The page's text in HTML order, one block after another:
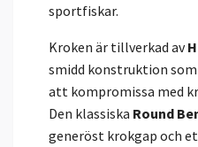
sportfiskar.
Kroken är tillverkad av
smidd konstruktion
att kompromissa med
Den klassiska Round
generöst krokgap och